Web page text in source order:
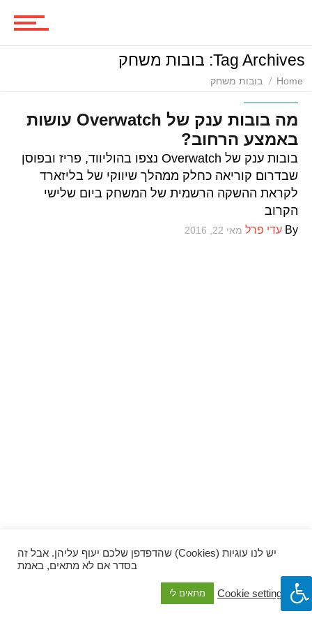
ביקורות סרטים
סדרות
משחקים
Tag Archives: בובות משחק
Home בובות משחק
מה בובות ענק של Overwatch עושות
באמצע הרחוב?
בובות ענק של Overwatch נצפו בהוליווד, פריז ובפוסן
שבדרום קוריאה כחלק ממהלך שיווקי של בליזארד
לקראת ההשקה הרשמית של המשחק ביום שלישי
הקרוב
By עדי פרל מאי 22, 2016
יש לנו עוגיות (Cookies) שהדפדפן שלכם יעוף עליהן. אבל זה
בסדר אם לא מתאים, באמת
Cookie settings מתאים לי